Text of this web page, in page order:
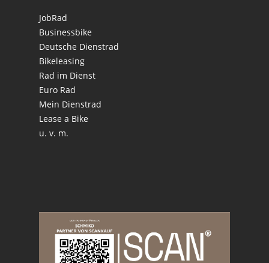
JobRad
Businessbike
Deutsche Dienstrad
Bikeleasing
Rad im Dienst
Euro Rad
Mein Dienstrad
Lease a Bike
u. v. m.